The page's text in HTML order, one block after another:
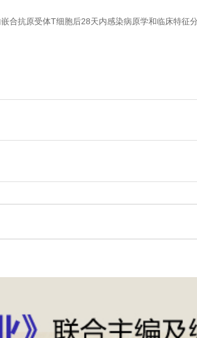
合抗原受体T细胞后28天内感染病原学和临床特征